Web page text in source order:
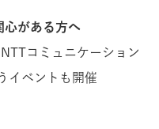
心がある方へ
コミュニケーション
イベントも開催